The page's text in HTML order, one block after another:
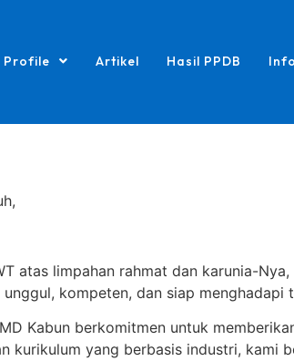
Profile Artikel Hasil PPDB
atas limpahan rahmat dan karunia-
kompeten, dan siap menghadapi
Kabun berkomitmen untuk
kurikulum yang berbasis industri, kami